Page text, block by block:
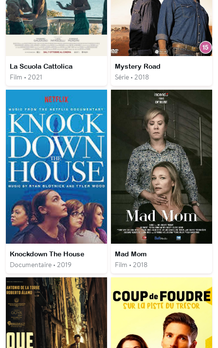
La Scuola Cattolica
Film • 2021
Mystery Road
Série • 2018
Knockdown The House
Documentaire • 2019
Mad Mom
Film • 2018